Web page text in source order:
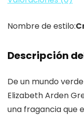
ml
Nombre de estilo:
Descripción
De un mundo
Elizabeth Arden
una fragancia que